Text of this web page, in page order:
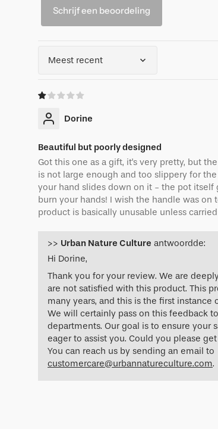
Schrijf een beoordeling
Sort by
Dorine
Beautiful but poorly designed
Got this one as a gift, it's very pretty, but
is not large enough and too slippery for
your hand slides down on it - the pot
burn your hands! I wish the handle was on
product is basically unusable unless carried
>> Urban Nature Culture antwoordde:
Hi Dorine,
Thank you for your review. We are
are not satisfied with this product. This
many years, and this is the first
We will certainly pass on this feedback
departments. Our goal is to ensure your
eager to assist you. Could you please
You can reach us by sending an email to
customercare@urbannatureculture.com.